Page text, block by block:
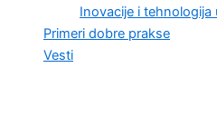
Inovacije i tehnologija
Primeri dobre prakse
Vesti